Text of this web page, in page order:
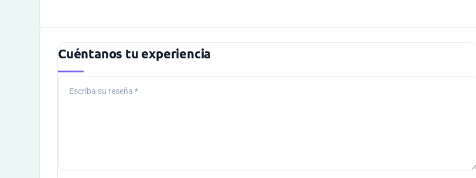
Cuéntanos tu experiencia